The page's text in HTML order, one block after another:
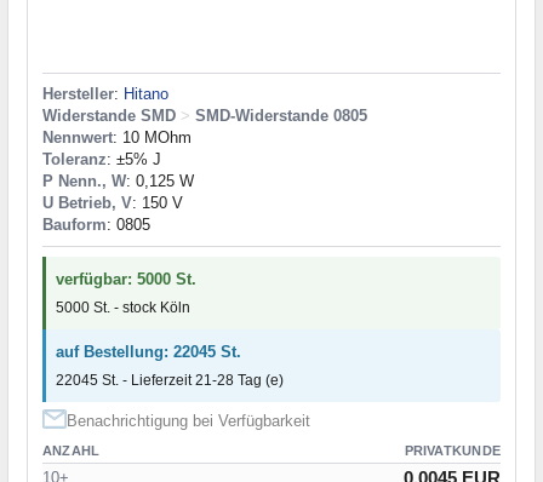
Hersteller: Hitano
Widerstande SMD > SMD-Widerstande 0805
Nennwert: 10 MOhm
Toleranz: ±5% J
P Nenn., W: 0,125 W
U Betrieb, V: 150 V
Bauform: 0805
verfügbar: 5000 St.
5000 St. - stock Köln
auf Bestellung: 22045 St.
22045 St. - Lieferzeit 21-28 Tag (e)
Benachrichtigung bei Verfügbarkeit
ANZAHL PRIVATKUNDE
10+ 0.0045 EUR